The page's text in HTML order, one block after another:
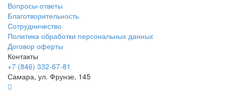
Вопросы-ответы
Благотворительность
Сотрудничество
Политика обработки персональных данных
Договор оферты
Контакты
+7 (846) 332-67-81
Самара, ул. Фрунзе, 145